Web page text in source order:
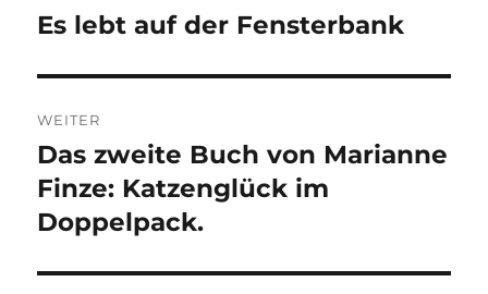
Vorheriger
Es lebt auf der Fensterbank
WEITER
Nächster
Beitrag:
Das zweite Buch von Marianne
Finze: Katzenglück im
Doppelpack.